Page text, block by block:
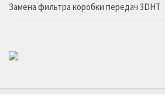
Замена фильтра коробки передач 3DHT